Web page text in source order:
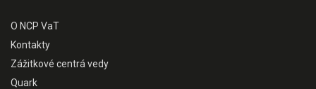
O NCP VaT
Kontakty
Zážitkové centrá vedy
Quark